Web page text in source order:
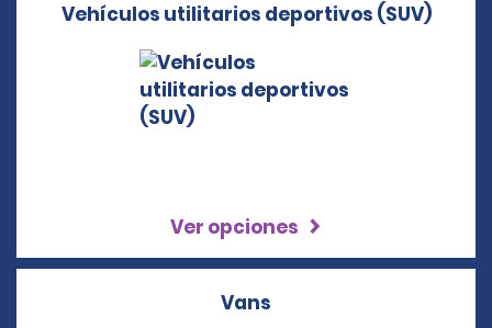
Vehículos utilitarios deportivos (SUV)
Ver opciones
Vans